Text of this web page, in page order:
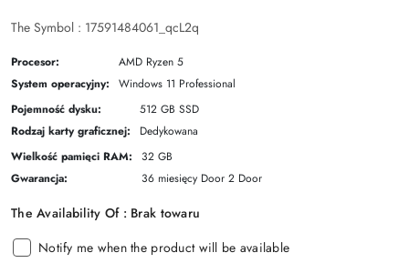
The Symbol : 17591484061_qcL2q
Procesor:
AMD Ryzen 5
System operacyjny:
Windows 11 Professional
Pojemność dysku:
512 GB SSD
Rodzaj karty graficznej:
Dedykowana
Wielkość pamięci RAM:
32 GB
Gwarancja:
36 miesięcy Door 2 Door
The Availability Of : Brak towaru
Notify me when the product will be available